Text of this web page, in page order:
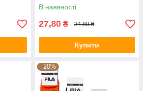
В наявності
27,80 ₴ 34,80 ₴
Купити
–20%